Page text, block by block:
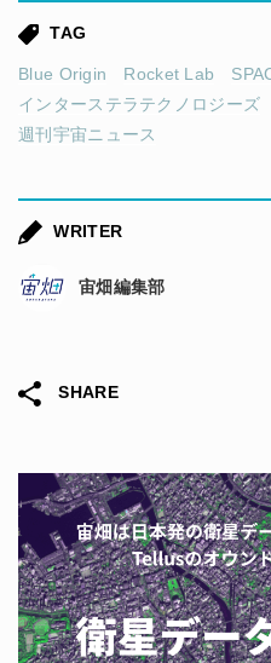
TAG
Blue Origin Rocket Lab
インターステラテクノロジーズ
週刊宇宙ニュース
WRITER
宙畑編集部
SHARE